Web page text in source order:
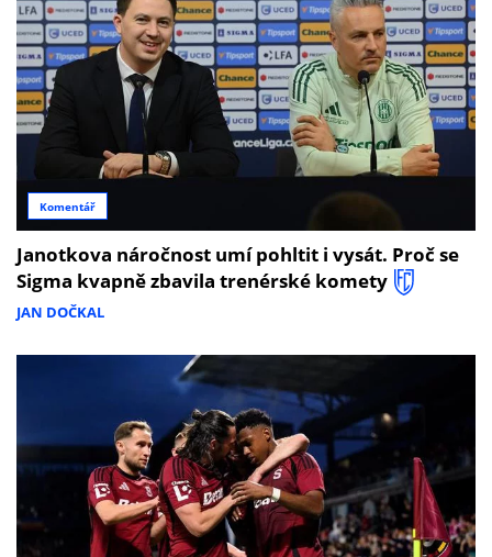
Komentář
Janotkova náročnost umí pohltit i vysát. Proč se
Sigma kvapně zbavila trenérské komety
JAN DOČKAL